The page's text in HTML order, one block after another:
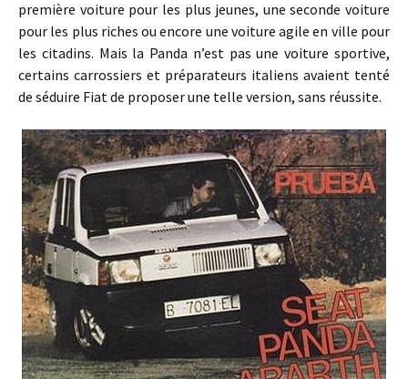
première voiture pour les plus jeunes, une seconde voiture
pour les plus riches ou encore une voiture agile en ville pour
les citadins. Mais la Panda n’est pas une voiture sportive,
certains carrossiers et préparateurs italiens avaient tenté
de séduire Fiat de proposer une telle version, sans réussite.